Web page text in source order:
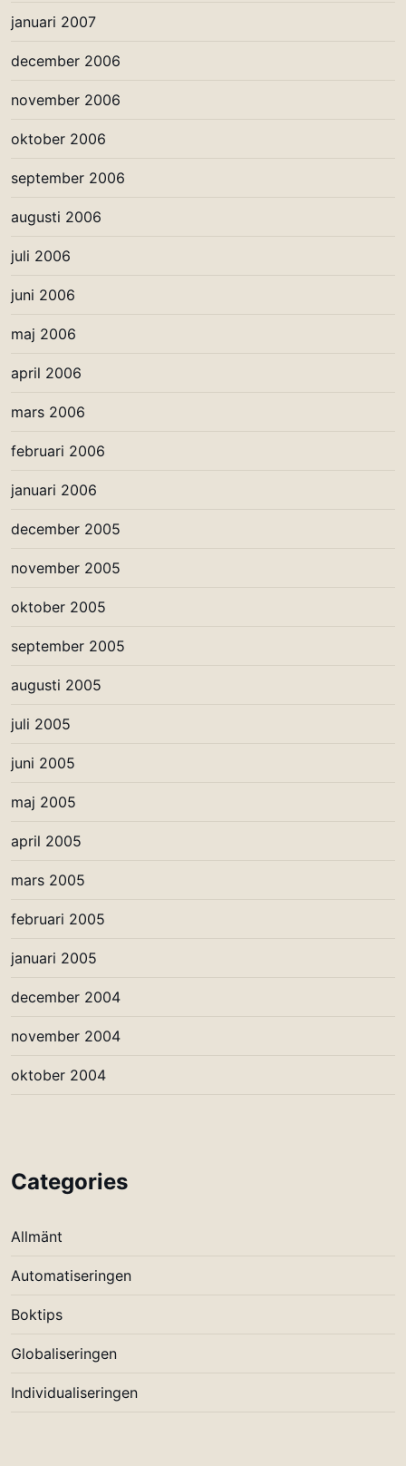
januari 2007
december 2006
november 2006
oktober 2006
september 2006
augusti 2006
juli 2006
juni 2006
maj 2006
april 2006
mars 2006
februari 2006
januari 2006
december 2005
november 2005
oktober 2005
september 2005
augusti 2005
juli 2005
juni 2005
maj 2005
april 2005
mars 2005
februari 2005
januari 2005
december 2004
november 2004
oktober 2004
Categories
Allmänt
Automatiseringen
Boktips
Globaliseringen
Individualiseringen